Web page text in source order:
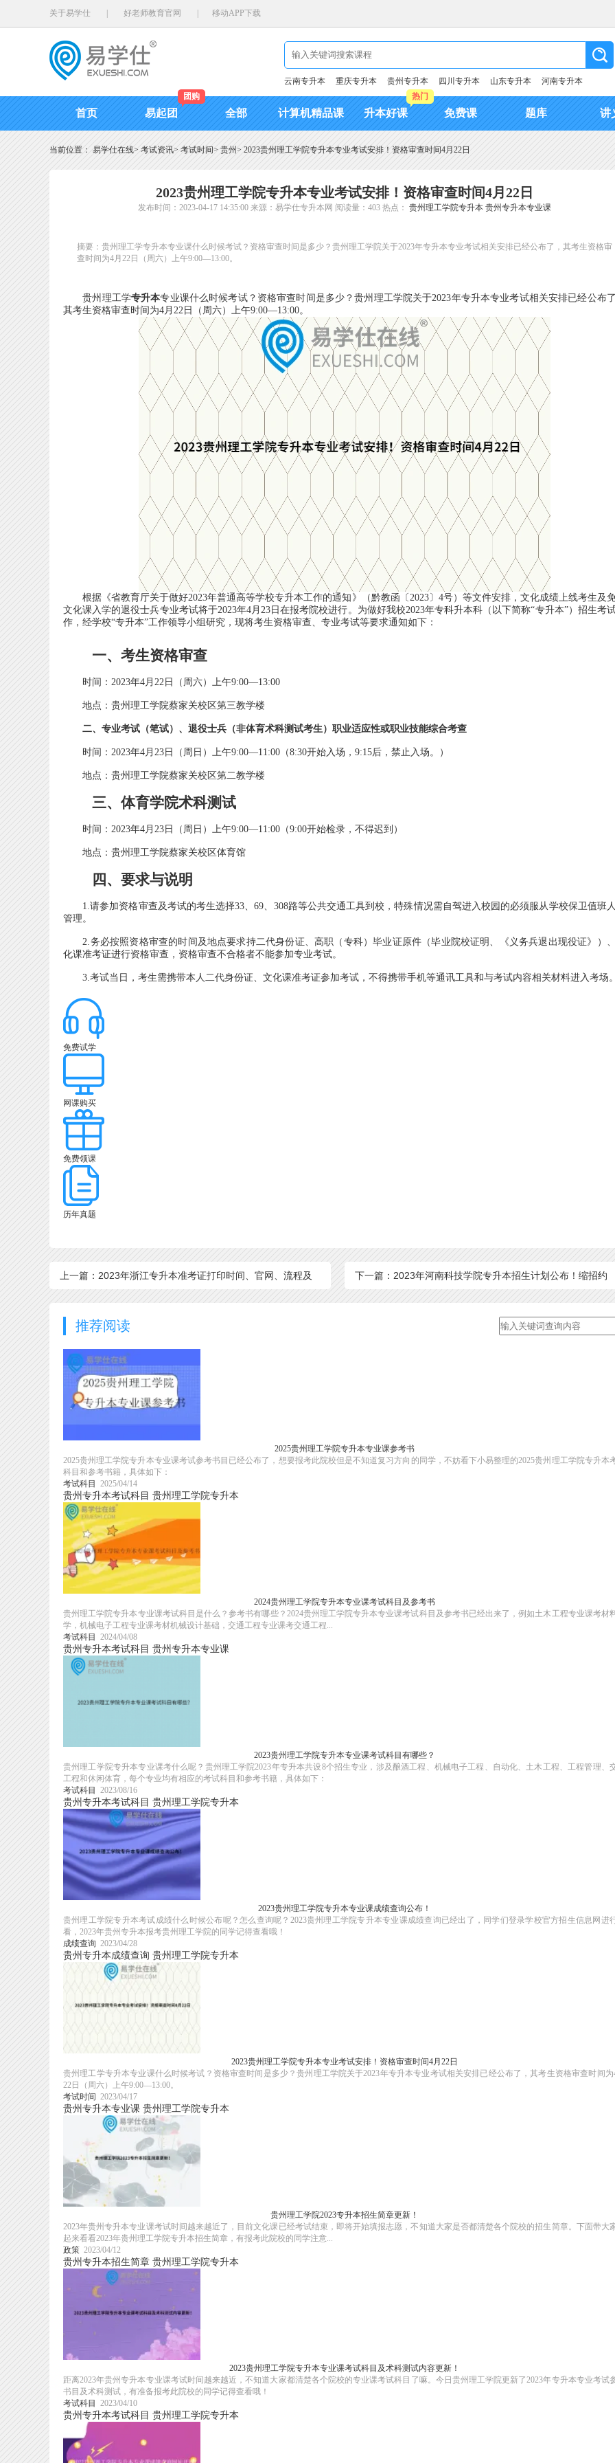
关于易学仕 好老师教育官网 移动APP下载
云南专升本 重庆专升本 贵州专升本 四川专升本 山东专升本 河南专升本
首页 易起团
团购
全部 计算机精品课 升本好课
热门
免费课 题库 讲
当前位置： 易学仕在线> 考试资讯> 考试时间> 贵州> 2023贵州理工学院专升本专业考试安排！资格审查时间4月22日
2023贵州理工学院专升本专业考试安排！资格审查时间4月22日
发布时间：2023-04-17 14:35:00 来源：易学仕专升本网 阅读量：403 热点： 贵州理工学院专升本 贵州专升本专业课
摘要：贵州理工学专升本专业课什么时候考试？资格审查时间是多少？贵州理工学院关于2023年专升本专业考试相关安排已经公布了，其考生资格审
查时间为4月22日（周六）上午9:00—13:00。
贵州理工学专升本专业课什么时候考试？资格审查时间是多少？贵州理工学院关于2023年专升本专业考试相关安排已经公布
其考生资格审查时间为4月22日（周六）上午9:00—13:00。
根据《省教育厅关于做好2023年普通高等学校专升本工作的通知》（黔教函〔2023〕4号）等文件安排，文化成绩上线考生及
文化课入学的退役士兵专业考试将于2023年4月23日在报考院校进行。为做好我校2023年专科升本科（以下简称“专升本”）招生考
作，经学校“专升本”工作领导小组研究，现将考生资格审查、专业考试等要求通知如下：
一、考生资格审查
时间：2023年4月22日（周六）上午9:00—13:00
地点：贵州理工学院蔡家关校区第三教学楼
二、专业考试（笔试）、退役士兵（非体育术科测试考生）职业适应性或职业技能综合考查
时间：2023年4月23日（周日）上午9:00—11:00（8:30开始入场，9:15后，禁止入场。）
地点：贵州理工学院蔡家关校区第二教学楼
三、体育学院术科测试
时间：2023年4月23日（周日）上午9:00—11:00（9:00开始检录，不得迟到）
地点：贵州理工学院蔡家关校区体育馆
四、要求与说明
1.请参加资格审查及考试的考生选择33、69、308路等公共交通工具到校，特殊情况需自驾进入校园的必须服从学校保卫值班
管理。
2.务必按照资格审查的时间及地点要求持二代身份证、高职（专科）毕业证原件（毕业院校证明、《义务兵退出现役证》）
化课准考证进行资格审查，资格审查不合格者不能参加专业考试。
3.考试当日，考生需携带本人二代身份证、文化课准考证参加考试，不得携带手机等通讯工具和与考试内容相关材料进入考场
免费试学
网课购买
免费领课
历年真题
上一篇：2023年浙江专升本准考证打印时间、官网、流程及
注意
下一篇：2023年河南科技学院专升本招生计划公布！缩招约
300人
推荐阅读
2025贵州理工学院专升本专业课参考书
2025贵州理工学院专升本专业课考试参考书目已经公布了，想要报考此院校但是不知道复习方向的同学，不妨看下小易整理的2025贵州理工学院专升本
科目和参考书籍，具体如下：
考试科目
2025/04/14
贵州专升本考试科目 贵州理工学院专升本
2024贵州理工学院专升本专业课考试科目及参考书
贵州理工学院专升本专业课考试科目是什么？参考书有哪些？2024贵州理工学院专升本专业课考试科目及参考书已经出来了，例如土木工程专业课考材
学，机械电子工程专业课考材机械设计基础，交通工程专业课考交通工程...
考试科目 2024/04/08
贵州专升本考试科目 贵州专升本专业课
2023贵州理工学院专升本专业课考试科目有哪些？
贵州理工学院专升本专业课考什么呢？贵州理工学院2023年专升本共设8个招生专业，涉及酿酒工程、机械电子工程、自动化、土木工程、工程管理、
工程和休闲体育，每个专业均有相应的考试科目和参考书籍，具体如下：
考试科目 2023/08/16
贵州专升本考试科目 贵州理工学院专升本
2023贵州理工学院专升本专业课成绩查询公布！
贵州理工学院专升本考试成绩什么时候公布呢？怎么查询呢？2023贵州理工学院专升本专业课成绩查询已经出了，同学们登录学校官方招生信息网进
看，2023年贵州专升本报考贵州理工学院的同学记得查看哦！
成绩查询 2023/04/28
贵州专升本成绩查询 贵州理工学院专升本
2023贵州理工学院专升本专业考试安排！资格审查时间4月22日
贵州理工学专升本专业课什么时候考试？资格审查时间是多少？贵州理工学院关于2023年专升本专业考试相关安排已经公布了，其考生资格审查时间为
22日（周六）上午9:00—13:00。
考试时间 2023/04/17
贵州专升本专业课 贵州理工学院专升本
贵州理工学院2023专升本招生简章更新！
2023年贵州专升本专业课考试时间越来越近了，目前文化课已经考试结束，即将开始填报志愿，不知道大家是否都清楚各个院校的招生简章。下面带大
起来看看2023年贵州理工学院专升本招生简章，有报考此院校的同学注意...
政策 2023/04/12
贵州专升本招生简章 贵州理工学院专升本
2023贵州理工学院专升本专业课考试科目及术科测试内容更新！
距离2023年贵州专升本专业课考试时间越来越近，不知道大家都清楚各个院校的专业课考试科目了嘛。今日贵州理工学院更新了2023年专升本专业考试
书目及术科测试，有准备报考此院校的同学记得查看哦！
考试科目
2023/04/10
贵州专升本考试科目 贵州理工学院专升本